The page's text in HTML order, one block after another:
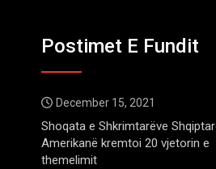
Postimet E Fundit
December 15, 2021
Shoqata e Shkrimtarëve
Amerikanë kremtoi 20 vjetorin e
themelimit